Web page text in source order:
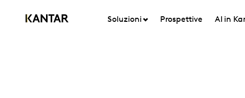
Soluzioni Prospettive AI in